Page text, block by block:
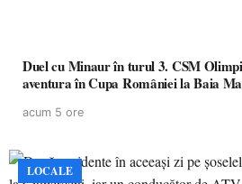
Duel cu Minaur în turul 3. CSM
aventura în Cupa României la Baia
acum 5 ore
LOCALE